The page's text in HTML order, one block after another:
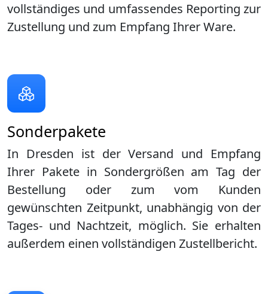
vollständiges und umfassendes Reporting zur
Zustellung und zum Empfang Ihrer Ware.
Sonderpakete
In Dresden ist der Versand und Empfang
Ihrer Pakete in Sondergrößen am Tag der
Bestellung oder zum vom Kunden
gewünschten Zeitpunkt, unabhängig von der
Tages- und Nachtzeit, möglich. Sie erhalten
außerdem einen vollständigen Zustellbericht.